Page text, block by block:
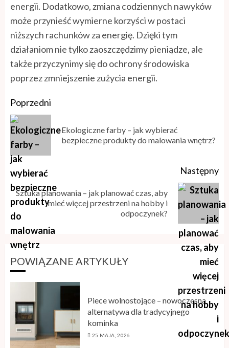
energii. Dodatkowo, zmiana codziennych nawyków
może przynieść wymierne korzyści w postaci
niższych rachunków za energię. Dzięki tym
działaniom nie tylko zaoszczędzimy pieniądze, ale
także przyczynimy się do ochrony środowiska
poprzez zmniejszenie zużycia energii.
Continue
Reading
Poprzedni
Ekologiczne farby – jak wybierać
bezpieczne produkty do malowania wnętrz?
Następny
Next
post:
Sztuka planowania – jak planować czas, aby
mieć więcej przestrzeni na hobby i
odpoczynek?
POWIĄZANE ARTYKUŁY
Piece wolnostojące – nowoczesna
alternatywa dla tradycyjnego
kominka
25 MAJA, 2026